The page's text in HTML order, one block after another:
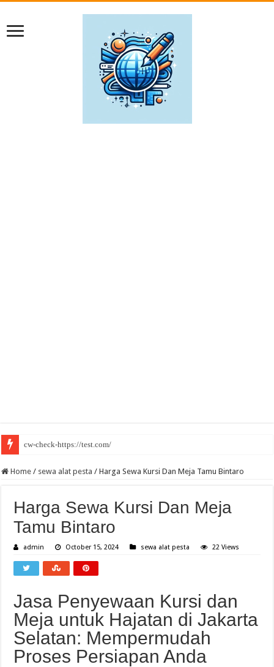
cw-check-https://test.com/
Home / sewa alat pesta / Harga Sewa Kursi Dan Meja Tamu Bintaro
Harga Sewa Kursi Dan Meja
Tamu Bintaro
admin October 15, 2024 sewa alat pesta 22 Views
Jasa Penyewaan Kursi dan
Meja untuk Hajatan di Jakarta
Selatan: Mempermudah
Proses Persiapan Anda